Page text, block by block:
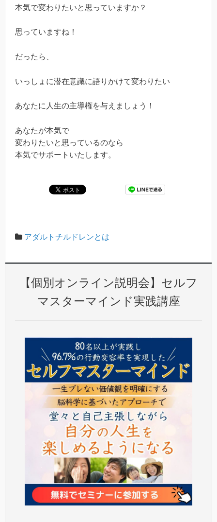
本気で変わりたいと思っていますか？
思っていますね！
だったら、
いっしょに潜在意識に語りかけて変わりたい
あなたに人生の主導権を与えましょう！
あなたが本気で
変わりたいと思っているのなら
本気でサポートいたします。
アダルトチルドレンとは
【個別オンライン説明会】セルフ
マスターマインド実践講座